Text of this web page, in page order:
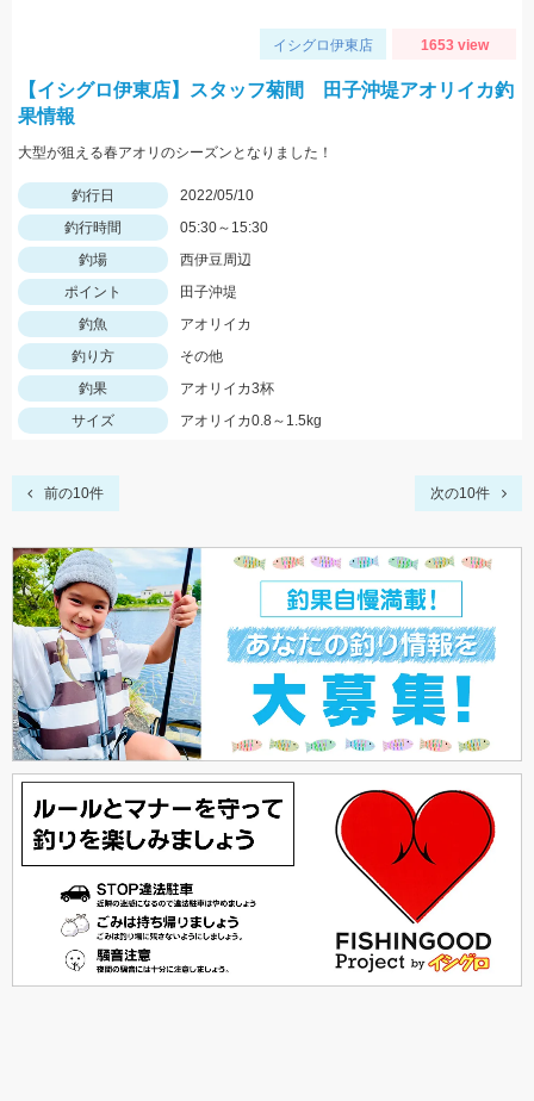
イシグロ伊東店 1653 view
【イシグロ伊東店】スタッフ菊間 田子沖堤アオリイカ釣
果情報
大型が狙える春アオリのシーズンとなりました！
釣行日
2022/05/10
釣行時間
05:30～15:30
釣場
西伊豆周辺
ポイント
田子沖堤
釣魚
アオリイカ
釣り方
その他
釣果
アオリイカ3杯
サイズ
アオリイカ0.8～1.5kg
前の10件 次の10件